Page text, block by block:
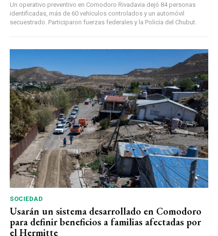
Un operativo preventivo en Comodoro Rivadavia dejó 84 personas
identificadas, más de 60 vehículos controlados y un automóvil
secuestrado. Participaron fuerzas federales y la Policía del Chubut.
SOCIEDAD
Usarán un sistema desarrollado en Comodoro
para definir beneficios a familias afectadas por
el Hermitte